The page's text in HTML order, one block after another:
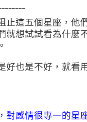
止這五個星座，他
就想試試看為什麼
好也是不好，就看
對感情很專一的星